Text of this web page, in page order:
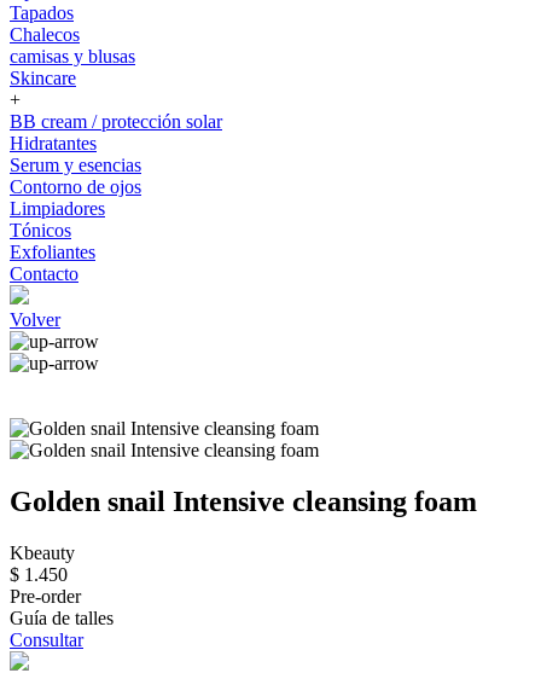
Tapados
Chalecos
camisas y blusas
Skincare
+
BB cream / protección solar
Hidratantes
Serum y esencias
Contorno de ojos
Limpiadores
Tónicos
Exfoliantes
Contacto
Volver
Golden snail Intensive cleansing foam
Kbeauty
$ 1.450
Pre-order
Guía de talles
Consultar